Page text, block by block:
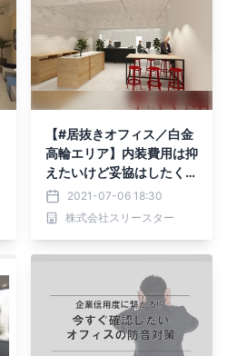
【#居抜きオフィス／白金
高輪エリア】内装費用は抑
えたいけど妥協はしたくな
い方におすすめしたいオフ
ィス区画を新掲載～会員登
録数3000社突破の「vivi
2021-07-06 18:30
株式会社スリースター